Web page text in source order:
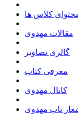
کلاس ها
مقالات مهدوی
گالری تصاویر
معرفی کتاب
کانال مهدوی
ناب مهدوی